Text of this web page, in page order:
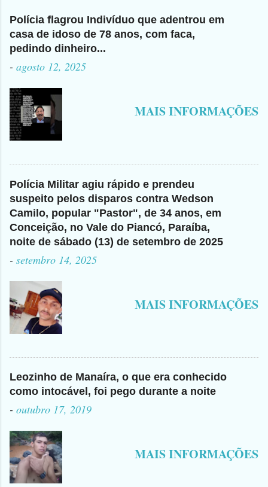
Polícia flagrou Indivíduo que adentrou em
casa de idoso de 78 anos, com faca,
pedindo dinheiro...
- agosto 12, 2025
MAIS INFORMAÇÕES
Polícia Militar agiu rápido e prendeu
suspeito pelos disparos contra Wedson
Camilo, popular "Pastor", de 34 anos, em
Conceição, no Vale do Piancó, Paraíba,
noite de sábado (13) de setembro de 2025
- setembro 14, 2025
MAIS INFORMAÇÕES
Leozinho de Manaíra, o que era conhecido
como intocável, foi pego durante a noite
- outubro 17, 2019
MAIS INFORMAÇÕES